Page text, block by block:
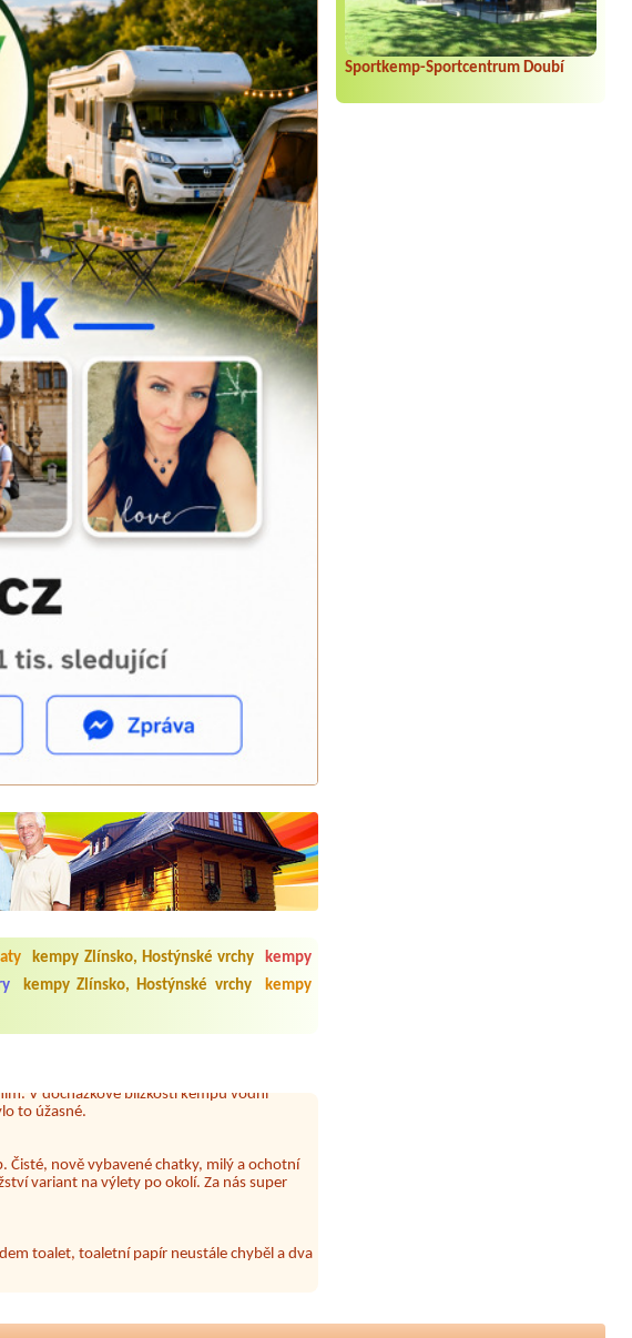
Sportkemp-Sportcentrum Doubí
kempy Zlínsko, Hostýnské vrchy
kempy
kempy Zlínsko, Hostýnské vrchy
kempy
i na WC bylo vždy čisto, doplněný papír i
kebab a další občerstvení. Co nás ale
ubytovaných. Přes den jsem si připadala
ještě nezažili...
pohoda socialky nové krásné čisté,koupání
na výlety. Veškerý personál se choval
V docházkové blízkosti kempu vodní
nově vybavené chatky, milý a ochotní
variant na výlety po okolí. Za nás super
toalet, toaletní papír neustále chyběl a dva